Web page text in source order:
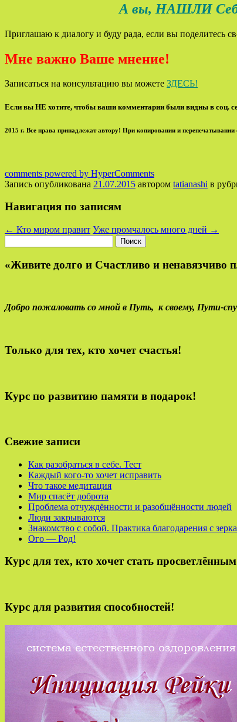
А вы, НАШЛИ СебЯ во
Приглашаю к диалогу и буду рада, если вы поделитесь
Мне важно Ваше мнение!
Записаться на консультацию вы можете ЗДЕСЬ!
Если вы НЕ хотите, чтобы ваши комментарии были видны в соц.
2015 г. Все права принадлежат автору! При копировании и перепечатывании
comments powered by HyperComments
Запись опубликована 21.07.2015 автором tatianashi в
Навигация по записям
← Кто миром правит Уже промчалось много дней →
«Живите долго и Счастливо и ненавязчиво
Добро пожаловать со мной в Путь, к своему, Пути-
Только для тех, кто хочет счастья!
Курс по развитию памяти в подарок!
Свежие записи
Как разобраться в себе. Тест
Каждый кого-то хочет исправить
Что такое медитация
Мир спасёт доброта
Проблема отчуждённости и разобщённости людей
Люди закрываются
Знакомство с собой. Практика благодарения с
Ого — Род!
Курс для тех, кто хочет стать просветлённым
Курс для развития способностей!